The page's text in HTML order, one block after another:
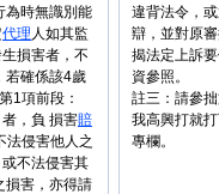
違背法令，
辯，並對原
揭法定上訴
資參照。
註三：請參
我高興打就
專欄。
為時無識別能
代理 人如其監
損害者，不
若確係該4歲
1項前段：
，負 損害賠
法侵害他人之
不法侵害其
損害，亦得請